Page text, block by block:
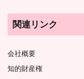
関連リンク
会社概要
知的財産権